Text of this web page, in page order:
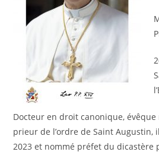
Docteur en droit canonique,
prieur de l’ordre de Saint Augustin,
2023 et nommé préfet du dicastère